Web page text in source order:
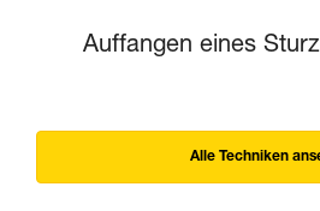
Auffangen eines
Alle Techniken